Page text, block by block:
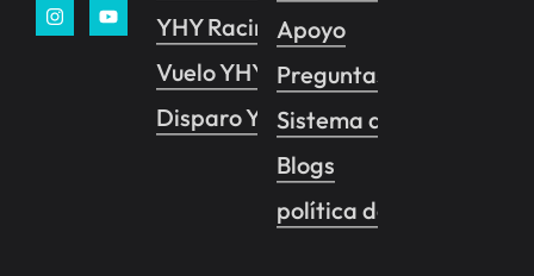
YHY Racing Pro
Vuelo YHY
Disparo YHY
Apoyo
Preguntas frecuentes
Sistema de control de
Blogs
política de privacidad